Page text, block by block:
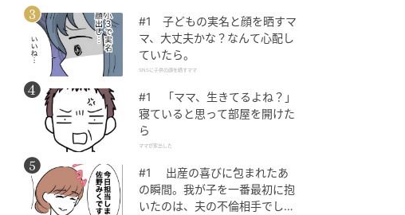
#1 子どもの実名と顔を晒すマ
マ、大丈夫かな？なんて心配し
ていたら。
SNSに子供の顔を晒すママ
#1 「ママ、生きてるよね？」
寝ていると思って部屋を開けた
ら
ママが家出した
#1 出産の喜びに包まれたあ
の瞬間。我が子を一番最初に抱
いたのは、夫の不倫相手でし